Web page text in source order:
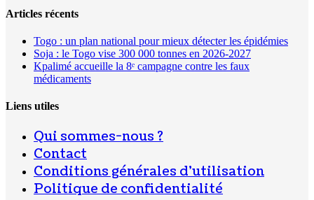
Articles récents
Togo : un plan national pour mieux détecter les épidémies
Soja : le Togo vise 300 000 tonnes en 2026-2027
Kpalimé accueille la 8ᵉ campagne contre les faux
médicaments
Liens utiles
Qui sommes-nous ?
Contact
Conditions générales d’utilisation
Politique de confidentialité